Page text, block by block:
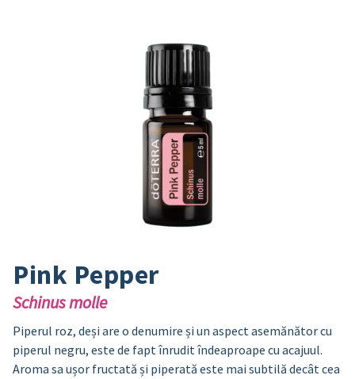
Pink Pepper
Schinus molle
Piperul roz, deși are o denumire și un aspect asemănător cu
piperul negru, este de fapt înrudit îndeaproape cu acajuul.
Aroma sa ușor fructată și piperată este mai subtilă decât cea